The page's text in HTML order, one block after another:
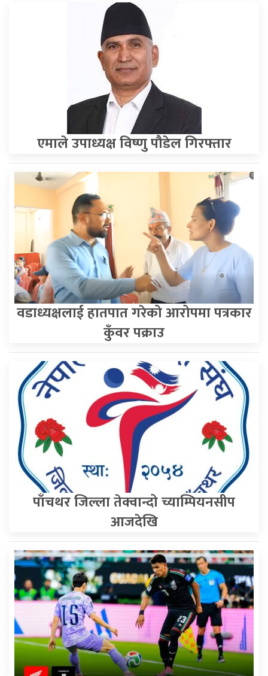
एमाले उपाध्यक्ष विष्णु पौडेल गिरफ्तार
वडाध्यक्षलाई हातपात गरेको आरोपमा पत्रकार
कुँवर पक्राउ
पाँचथर जिल्ला तेक्वान्दो च्याम्पियनसीप
आजदेखि